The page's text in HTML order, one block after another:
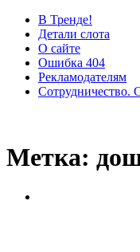
В Тренде!
Детали слота
О сайте
Ошибка 404
Рекламодателям
Сотрудничество.
Метка: